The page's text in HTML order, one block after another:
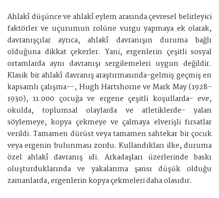
Ahlakî düşünce ve ahlakî eylem arasında çevresel belirleyici
faktörler ve uçurumun rolüne vurgu yapmaya ek olarak,
davranışçılar ayrıca, ahlakî davranışın duruma bağlı
olduğuna dikkat çekerler. Yani, ergenlerin çeşitli sosyal
ortamlarda aynı davranışı sergilemeleri uygun değildir.
Klasik bir ahlakî davranış araştırmasında-gelmiş geçmiş en
kapsamlı çalışma--, Hugh Hartshorne ve Mark May (1928-
1930), 11.000 çocuğa ve ergene çeşitli koşullarda- eve,
okulda, toplumsal olaylarda ve atletiklerde- yalan
söylemeye, kopya çekmeye ve çalmaya elverişli fırsatlar
verildi. Tamamen dürüst veya tamamen sahtekar bir çocuk
veya ergenin bulunması zordu. Kullandıkları ilke, duruma
özel ahlakî davranış idi. Arkadaşları üzerlerinde baskı
oluşturduklarında ve yakalanma şansı düşük olduğu
zamanlarda, ergenlerin kopya çekmeleri daha olasıdır.